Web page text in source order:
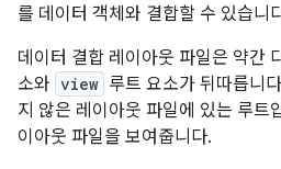
를 데이터 객체와 결합할 수 있습니
데이터 결합 레이아웃 파일은 약간
소와 view 루트 요소가 뒤따릅니
지 않은 레이아웃 파일에 있는 루트
이아웃 파일을 보여줍니다.